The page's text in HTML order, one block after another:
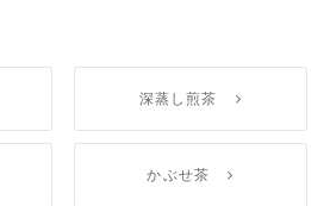
深蒸し煎茶
かぶせ茶